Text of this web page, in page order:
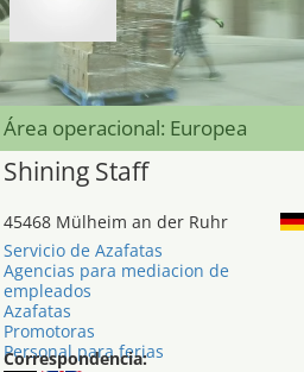
Área operacional: Europea
Shining Staff
45468 Mülheim an der Ruhr
Servicio de Azafatas
Agencias para mediacion de
empleados
Azafatas
Promotoras
Personal para ferias
Correspondencia: